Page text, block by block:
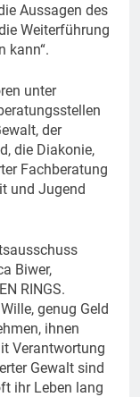
Aussagen des
Weiterführung
kann“.
unter
der
die Diakonie,
Fachberatung
und Jugend
Biwer,
RINGS.
genug Geld
ihnen
Verantwortung
Gewalt sind
ihr Leben lang